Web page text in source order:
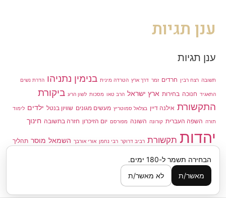
ענן תגיות
ענן תגיות
תשובה רצח רבין חרדים זמר דרך ארץ הטרדה מינית בנימין נתניהו הדרת נשים
התאגיד חנוכה בחירות ארץ ישראל הרב טאו מסכות לשון הרע ביקורת
התקשורת אילנה דיין בצלאל סמוטריץ מעשים מגונים שוויון בנטל ילדים לימוד
תורה השפה העברית קורונה השונה מפורסם יום הזיכרון חזרה בתשובה חינוך
יהדות תקשורת רביב דרוקר רבי נחמן אורי אורבך השמאל מוסר תהליך
השלום פלסטינים פוליטיקה
מוסיקה יהודית גיוס חרדים
הבחירה תשמר ל-180 ימים.
מאשר/ת
לא מאשר/ת